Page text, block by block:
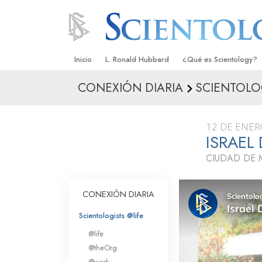
Inicio L. Ronald Hubbard ¿Qué es Scientology?
Creencias y Prácticas
Qué dicen los
Scientology
Dentro de una Iglesia
Los Principios
Una Introducción a
CONEXIÓN DIARIA
12 DE
CIUDAD DE
CONEXIÓN DIARIA
Scientologists @life
@life
@theOrg